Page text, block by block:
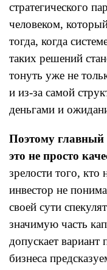
стратегического
человеком,
тогда, когда
таких решений
тонуть уже не
и из-за самой
деньгами и
Поэтому главный
это не просто
зрелости того, кто
инвестор не
своей сути
значимую часть
допускает
бизнеса